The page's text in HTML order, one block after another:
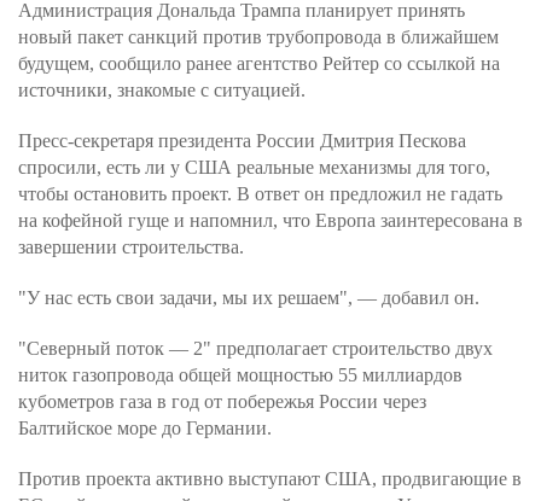
Администрация Дональда Трампа планирует принять
новый пакет санкций против трубопровода в ближайшем
будущем, сообщило ранее агентство Рейтер со ссылкой на
источники, знакомые с ситуацией.
Пресс-секретаря президента России Дмитрия Пескова
спросили, есть ли у США реальные механизмы для того,
чтобы остановить проект. В ответ он предложил не гадать
на кофейной гуще и напомнил, что Европа заинтересована в
завершении строительства.
"У нас есть свои задачи, мы их решаем", — добавил он.
"Северный поток — 2" предполагает строительство двух
ниток газопровода общей мощностью 55 миллиардов
кубометров газа в год от побережья России через
Балтийское море до Германии.
Против проекта активно выступают США, продвигающие в